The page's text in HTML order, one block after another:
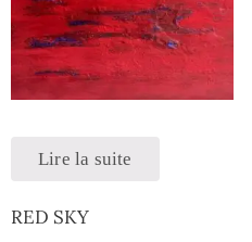
Lire la suite
RED SKY